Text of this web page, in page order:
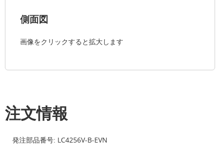
側面図
画像をクリックすると拡大します
注文情報
発注部品番号: LC4256V-B-EVN